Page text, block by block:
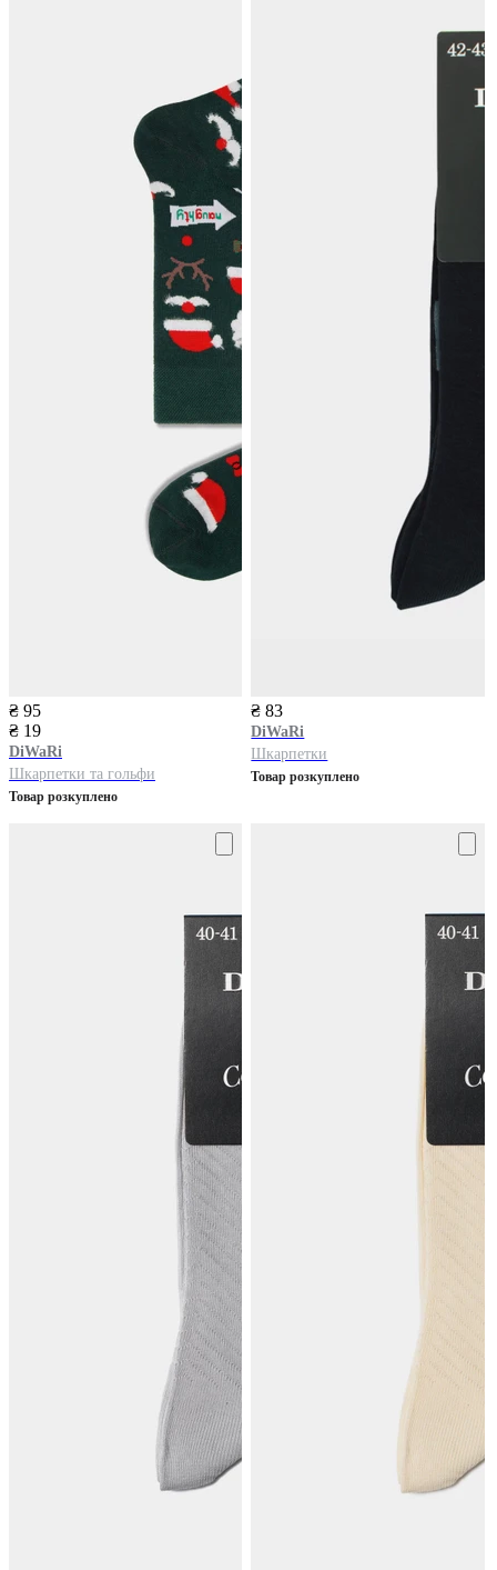
₴ 95
₴ 19
DiWaRi
Шкарпетки та гольфи
Товар розкуплено
₴ 83
DiWaRi
Шкарпетки
Товар розкуплено